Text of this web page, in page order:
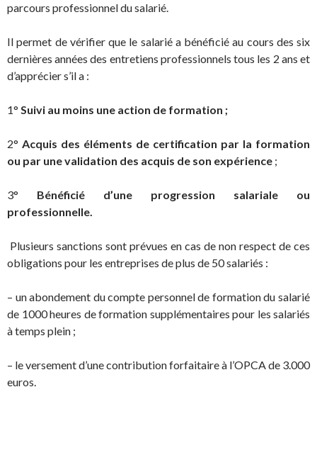
parcours professionnel du salarié.
Il permet de vérifier que le salarié a bénéficié au cours des six
dernières années des entretiens professionnels tous les 2 ans et
d’apprécier s’il a :
1° Suivi au moins une action de formation ;
2° Acquis des éléments de certification par la formation
ou par une validation des acquis de son expérience ;
3° Bénéficié d’une progression salariale ou
professionnelle.
Plusieurs sanctions sont prévues en cas de non respect de ces
obligations pour les entreprises de plus de 50 salariés :
– un abondement du compte personnel de formation du salarié
de 1000 heures de formation supplémentaires pour les salariés
à temps plein ;
– le versement d’une contribution forfaitaire à l’OPCA de 3.000
euros.